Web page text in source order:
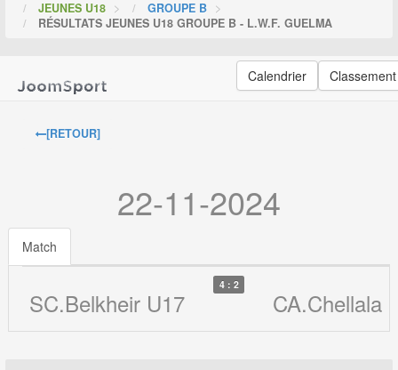
JEUNES U18 > GROUPE B >
RÉSULTATS JEUNES U18 GROUPE B - L.W.F. GUELMA
Calendrier Classement
[RETOUR]
22-11-2024
Match
SC.Belkheir U17
4 : 2
CA.Chellala